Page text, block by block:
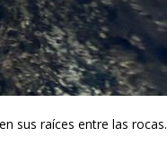
sus raíces entre las rocas.